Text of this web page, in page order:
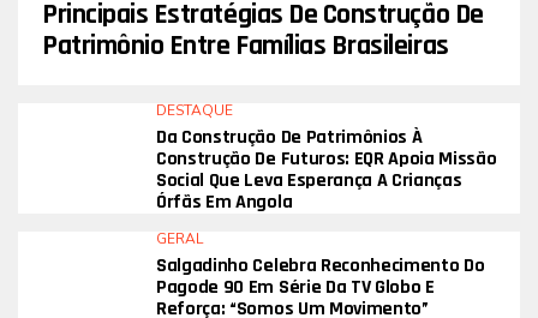
Principais Estratégias De Construção De
Patrimônio Entre Famílias Brasileiras
DESTAQUE
Da Construção De Patrimônios À
Construção De Futuros: EQR Apoia Missão
Social Que Leva Esperança A Crianças
Órfãs Em Angola
GERAL
Salgadinho Celebra Reconhecimento Do
Pagode 90 Em Série Da TV Globo E
Reforça: “Somos Um Movimento”